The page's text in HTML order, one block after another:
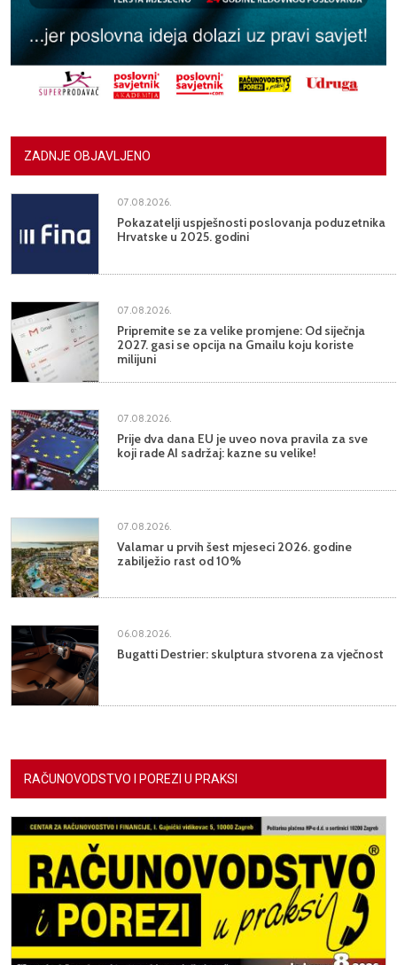
ZADNJE OBJAVLJENO
07.08.2026.
Pokazatelji uspješnosti poslovanja poduzetnika
Hrvatske u 2025. godini
07.08.2026.
Pripremite se za velike promjene: Od siječnja
2027. gasi se opcija na Gmailu koju koriste
milijuni
07.08.2026.
Prije dva dana EU je uveo nova pravila za sve
koji rade AI sadržaj: kazne su velike!
07.08.2026.
Valamar u prvih šest mjeseci 2026. godine
zabilježio rast od 10%
06.08.2026.
Bugatti Destrier: skulptura stvorena za vječnost
RAČUNOVODSTVO I POREZI U PRAKSI